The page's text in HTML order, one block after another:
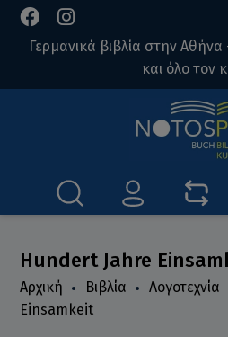
Γερμανικά βιβλία στην
και όλο τον
Hundert Jahre
Αρχική Βιβλία Λογοτεχνία
Einsamkeit